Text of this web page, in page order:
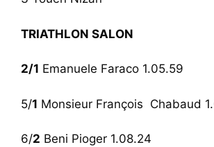
TRIATHLON SALON
2/1 Emanuele Faraco 1.05.59
5/1 Monsieur François Chabaud
6/2 Beni Pioger 1.08.24